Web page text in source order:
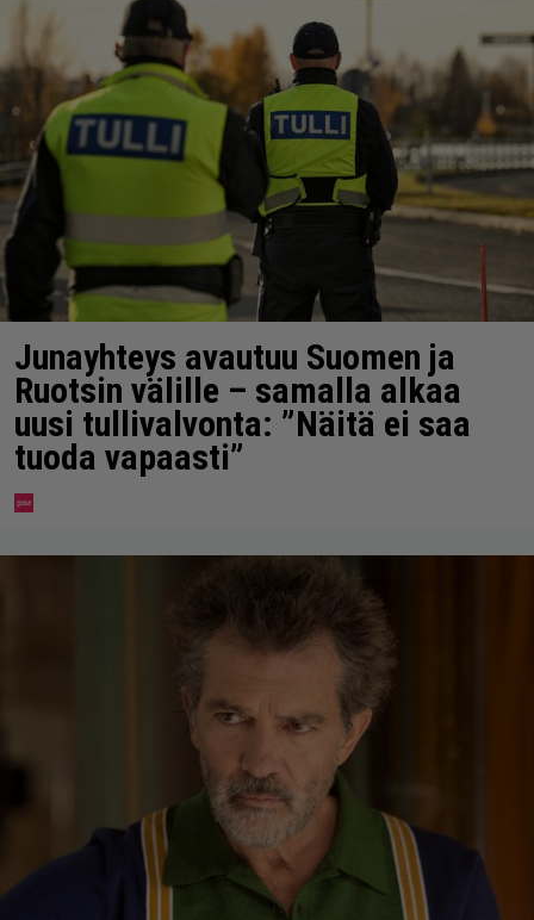
Junayhteys avautuu Suomen ja
Ruotsin välille – samalla alkaa
uusi tullivalvonta: ”Näitä ei saa
tuoda vapaasti”